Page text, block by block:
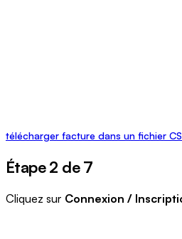
télécharger facture dans un fichier
Étape 2 de 7
Cliquez sur Connexion /